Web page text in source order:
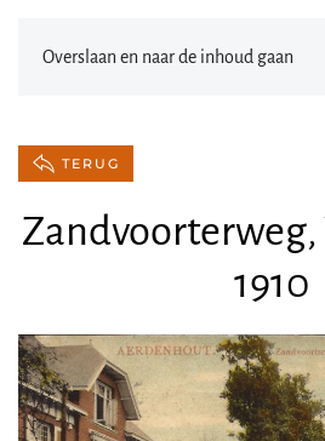
Overslaan en naar de inhoud gaan
TERUG
1910